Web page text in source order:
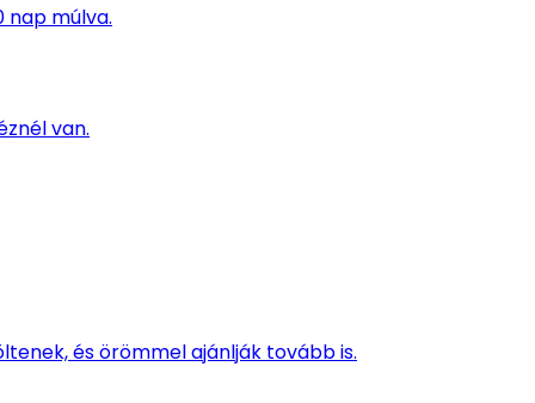
nap múlva.
van.
és örömmel ajánlják tovább is.